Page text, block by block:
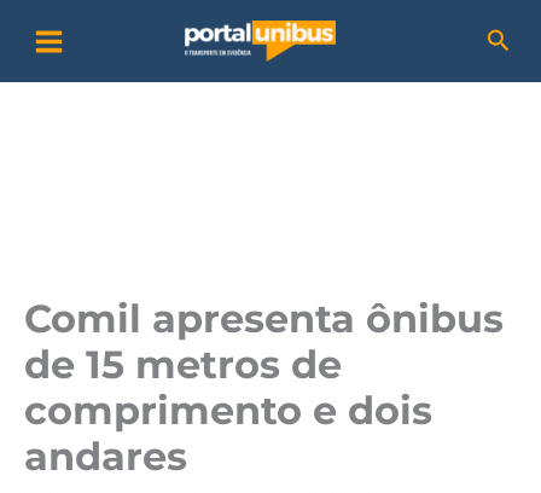
para
o
Comil apresenta ônibus
de 15 metros de
comprimento e dois
andares
a